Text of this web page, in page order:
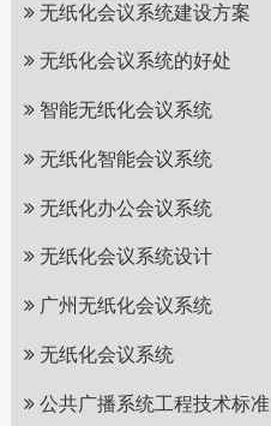
无纸化会议系统建设方案
无纸化会议系统的好处
智能无纸化会议系统
无纸化智能会议系统
无纸化办公会议系统
无纸化会议系统设计
广州无纸化会议系统
无纸化会议系统
公共广播系统工程技术标准